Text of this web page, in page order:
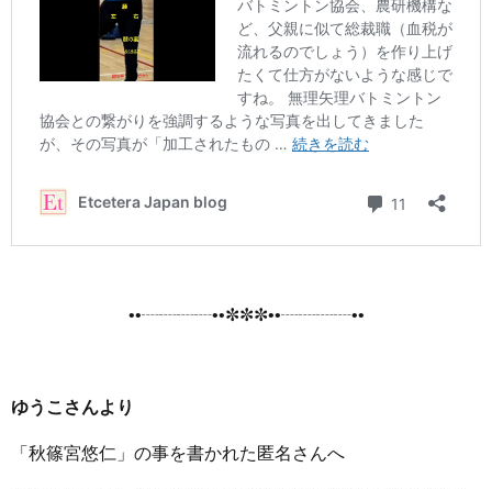
••┈┈┈┈••✼✼✼••┈┈┈┈••
ゆうこさんより
「秋篠宮悠仁」の事を書かれた匿名さんへ